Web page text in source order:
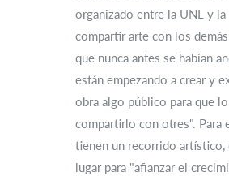
organizado entre la UNL y
compartir arte con los
que nunca antes se habían
están empezando a crear y
obra algo público para que
compartirlo con otres". Para
tienen un recorrido artístico,
lugar para "afianzar el